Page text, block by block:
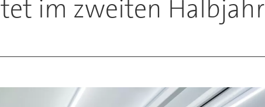
im zweiten Halbjahr